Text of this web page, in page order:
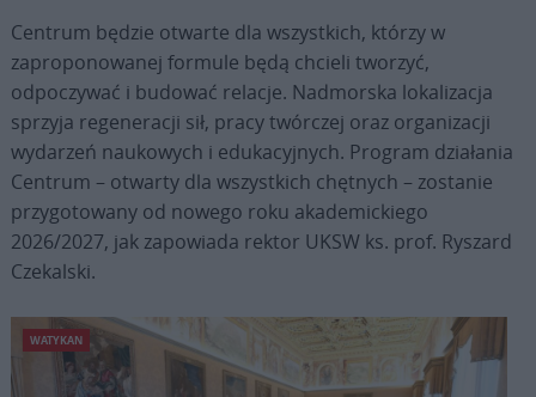
Centrum będzie otwarte dla wszystkich, którzy w
zaproponowanej formule będą chcieli tworzyć,
odpoczywać i budować relacje. Nadmorska lokalizacja
sprzyja regeneracji sił, pracy twórczej oraz organizacji
wydarzeń naukowych i edukacyjnych. Program działania
Centrum – otwarty dla wszystkich chętnych – zostanie
przygotowany od nowego roku akademickiego
2026/2027, jak zapowiada rektor UKSW ks. prof. Ryszard
Czekalski.
WATYKAN